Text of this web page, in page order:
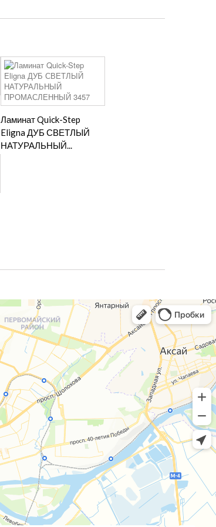
Ламинат Quick-Step
Eligna ДУБ СВЕТЛЫЙ
НАТУРАЛЬНЫЙ...